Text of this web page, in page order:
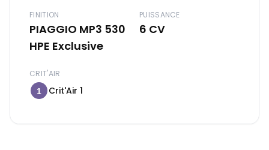
FINITION
PIAGGIO MP3 530
HPE Exclusive
PUISSANCE
6 CV
CRIT'AIR
1 Crit'Air 1